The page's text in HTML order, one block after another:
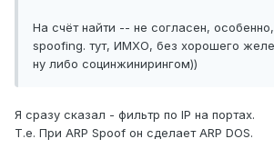
На счёт найти -- не согласен,
spoofing. тут, ИМХО, без хорошего
ну либо социнжинирингом))
Я сразу сказал - фильтр по IP на портах.
Т.е. При ARP Spoof он сделает ARP DOS.